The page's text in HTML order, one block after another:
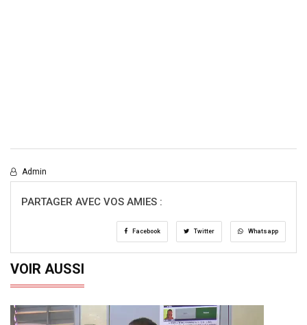
Admin
PARTAGER AVEC VOS AMIES :
Facebook Twitter Whatsapp
VOIR AUSSI